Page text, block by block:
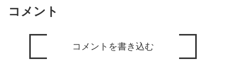
コメント
コメントを書き込む